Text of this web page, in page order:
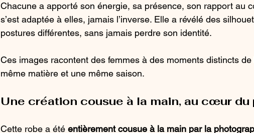
Chacune a apporté son énergie, sa présence, son rapport au
s’est adaptée à elles, jamais l’inverse. Elle a révélé des
postures différentes, sans jamais perdre son identité.
Ces images racontent des femmes à des moments distincts
même matière et une même saison.
Une création cousue à la main, au cœur
Cette robe a été entièrement cousue à la main par la